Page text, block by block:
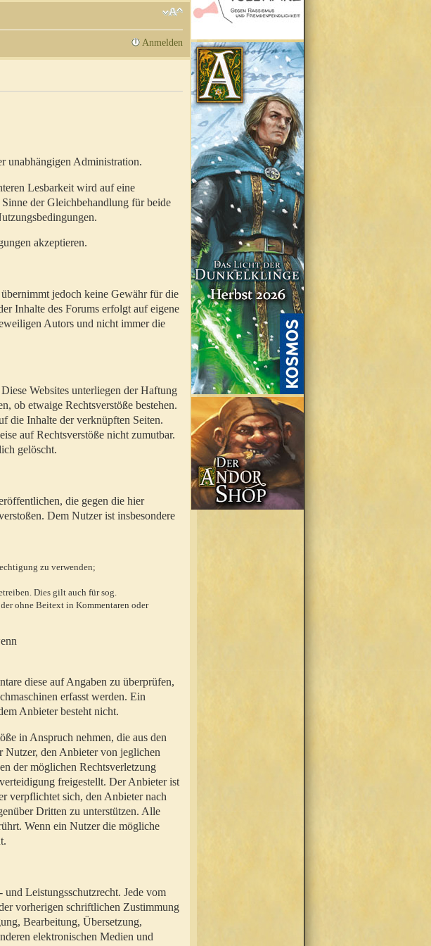
Anmelden
unabhängigen Administration.
Lesbarkeit wird auf eine
der Gleichbehandlung für beide
akzeptieren.
jedoch keine Gewähr für die
Inhalte des Forums erfolgt auf eigene
Autors und nicht immer die
Websites unterliegen der Haftung
ob etwaige Rechtsverstöße bestehen.
die Inhalte der verknüpften Seiten.
auf Rechtsverstöße nicht zumutbar.
gelöscht.
die gegen die hier
Dem Nutzer ist insbesondere
zu verwenden;
Dies gilt auch für sog.
ohne Beitext in Kommentaren oder
diese auf Angaben zu überprüfen,
erfasst werden. Ein
Anbieter besteht nicht.
in Anspruch nehmen, die aus den
Nutzer, den Anbieter von jeglichen
der möglichen Rechtsverletzung
freigestellt. Der Anbieter ist
verpflichtet sich, den Anbieter nach
Dritten zu unterstützen. Alle
Wenn ein Nutzer die mögliche
Leistungsschutzrecht. Jede vom
vorherigen schriftlichen Zustimmung
Bearbeitung, Übersetzung,
elektronischen Medien und